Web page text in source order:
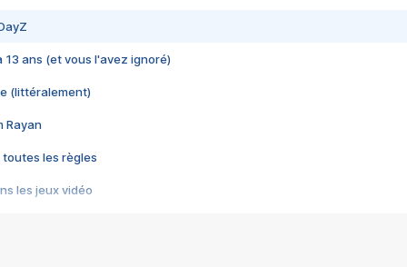
13 ans (et vous l'avez ignoré)
(littéralement)
Rayan
toutes les règles
les jeux vidéo